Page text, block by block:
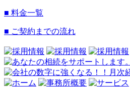
■ 料金一覧
■ ご契約までの流れ